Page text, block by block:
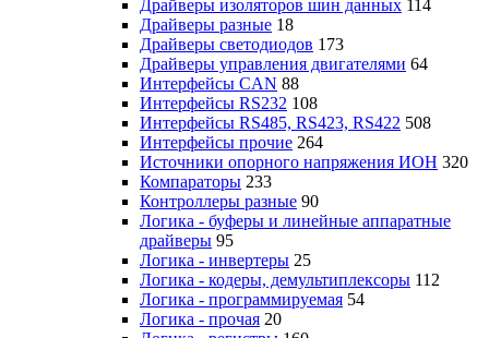
Драйверы изоляторов шин данных 114
Драйверы разные 18
Драйверы светодиодов 173
Драйверы управления двигателями 64
Интерфейсы CAN 88
Интерфейсы RS232 108
Интерфейсы RS485, RS423, RS422 508
Интерфейсы прочие 264
Источники опорного напряжения ИОН 320
Компараторы 233
Контроллеры разные 90
Логика - буферы и линейные аппаратные
драйверы 95
Логика - инвертеры 25
Логика - кодеры, демультиплексоры 112
Логика - программируемая 54
Логика - прочая 20